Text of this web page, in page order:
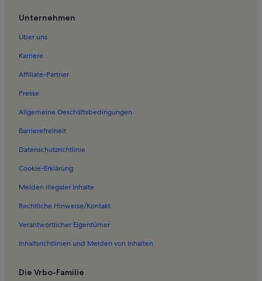
Ferienwohnungen in Achner
Ferienwohnungen in Draxlhang
Ferienwohnungen in Finstermünzbahn
Ferienwohnungen in Luitpolderhöfe
Ferienwohnungen in Walchenseekraftwerk
Ferienwohnungen in Walchensee
Ferienwohnungen in Hochseilgarten IsarWinkel
Ferienwohnungen in Jachenau
Ferienwohnungen in Lenggries
Häuser in Wallgau
Unternehmen
Über uns
Karriere
Affiliate-Partner
Presse
Allgemeine Geschäftsbedingungen
Barrierefreiheit
Datenschutzrichtlinie
Cookie-Erklärung
Melden illegaler Inhalte
Rechtliche Hinweise/Kontakt
Verantwortlicher Eigentümer
Inhaltsrichtlinien und Melden von Inhalten
Die Vrbo-Familie